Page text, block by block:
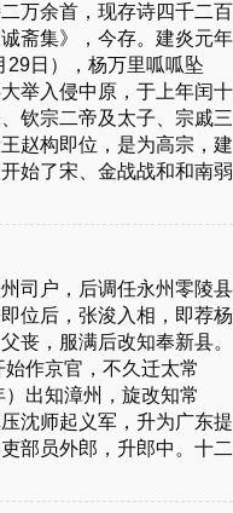
万余首，现存诗四千二百
斋集》，今存。建炎元年
日），杨万里呱呱坠
举入侵中原，于上年闰十
钦宗二帝及太子、宗戚三
赵构即位，是为高宗，建
始了宋、金战战和和南弱
司户，后调任永州零陵县
位后，张浚入相，即荐杨
丧，服满后改知奉新县。
作京官，不久迁太常
出知漳州，旋改知常
沈师起义军，升为广东提
部员外郎，升郎中。十二